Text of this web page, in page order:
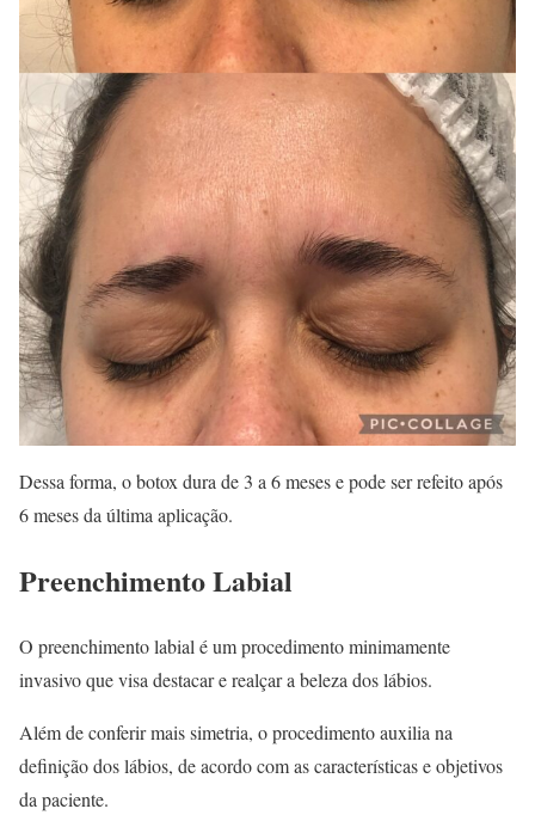
Dessa forma, o botox dura de 3 a 6 meses e pode ser refeito após
6 meses da última aplicação.
Preenchimento Labial
O preenchimento labial é um procedimento minimamente
invasivo que visa destacar e realçar a beleza dos lábios.
Além de conferir mais simetria, o procedimento auxilia na
definição dos lábios, de acordo com as características e objetivos
da paciente.